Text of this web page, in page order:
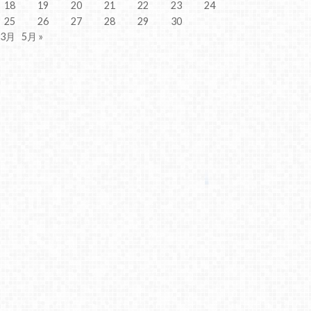
18 19 20 21 22 23
24
25
26 27 28 29
30
月
5月 »